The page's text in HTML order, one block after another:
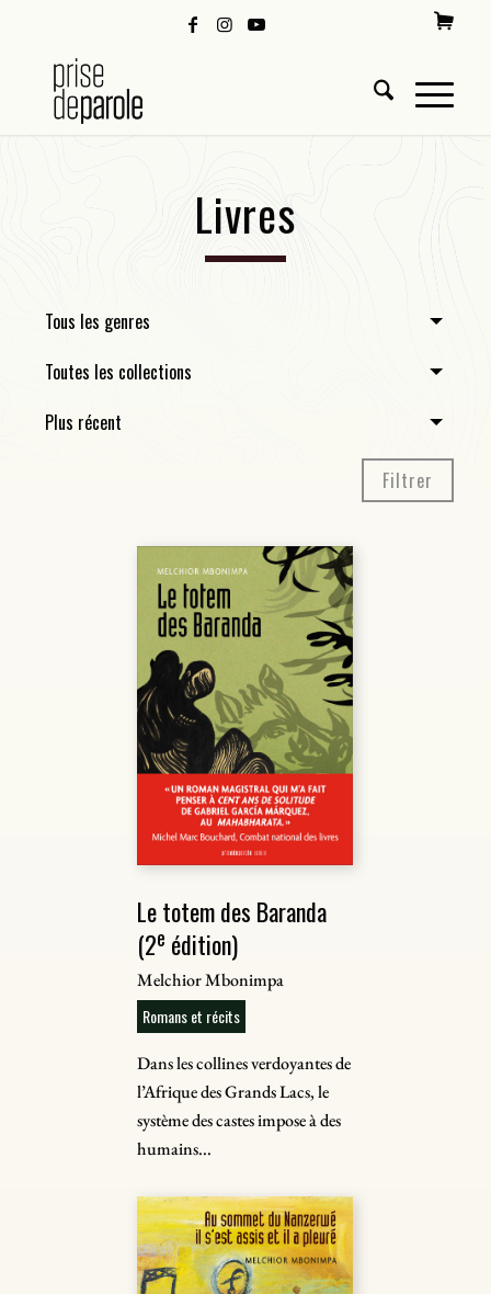
Livres
Tous les genres
Toutes les collections
Plus récent
Filtrer
Le totem des Baranda
(2e édition)
Melchior Mbonimpa
Romans et récits
Dans les collines verdoyantes de
l’Afrique des Grands Lacs, le
système des castes impose à des
humains...